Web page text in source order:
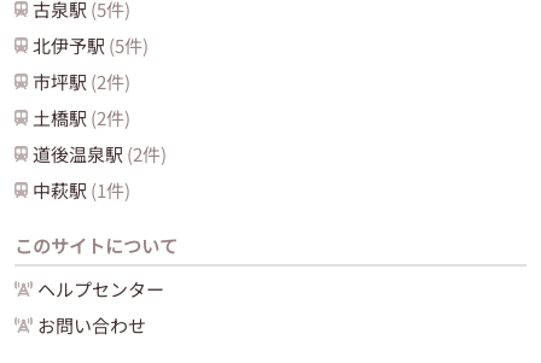
古泉駅 (5件)
北伊予駅 (5件)
市坪駅 (2件)
土橋駅 (2件)
道後温泉駅 (2件)
中萩駅 (1件)
このサイトについて
ヘルプセンター
お問い合わせ